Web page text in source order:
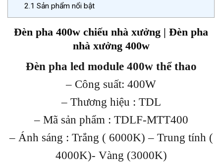
2.1 Sản phẩm nổi bật
Đèn pha 400w chiếu nhà xưởng | Đèn pha
nhà xưởng 400w
Đèn pha led module 400w thể thao
– Công suất: 400W
– Thương hiệu : TDL
– Mã sản phẩm : TDLF-MTT400
– Ánh sáng : Trắng ( 6000K) – Trung tính (
4000K)- Vàng (3000K)